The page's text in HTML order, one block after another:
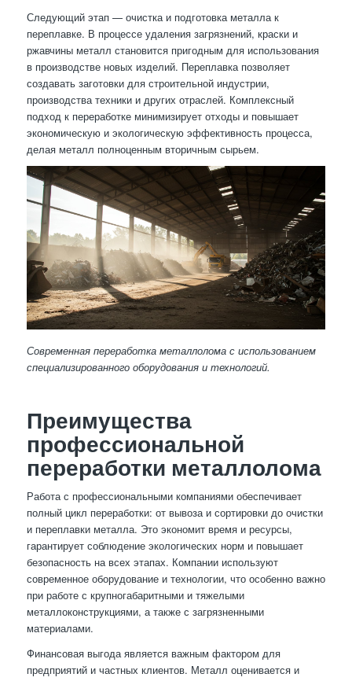
Следующий этап — очистка и подготовка металла к
переплавке. В процессе удаления загрязнений, краски и
ржавчины металл становится пригодным для использования
в производстве новых изделий. Переплавка позволяет
создавать заготовки для строительной индустрии,
производства техники и других отраслей. Комплексный
подход к переработке минимизирует отходы и повышает
экономическую и экологическую эффективность процесса,
делая металл полноценным вторичным сырьем.
Современная переработка металлолома с использованием
специализированного оборудования и технологий.
Преимущества
профессиональной
переработки металлолома
Работа с профессиональными компаниями обеспечивает
полный цикл переработки: от вывоза и сортировки до очистки
и переплавки металла. Это экономит время и ресурсы,
гарантирует соблюдение экологических норм и повышает
безопасность на всех этапах. Компании используют
современное оборудование и технологии, что особенно важно
при работе с крупногабаритными и тяжелыми
металлоконструкциями, а также с загрязненными
материалами.
Финансовая выгода является важным фактором для
предприятий и частных клиентов. Металл оценивается и